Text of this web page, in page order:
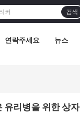
검색
연락주세요 뉴스
유리병을 위한 상자